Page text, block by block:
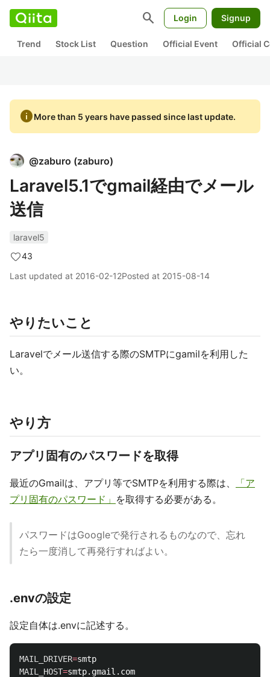
search Login Signup
Trend Stock List Question Official Event Official
infoMore than 5 years have passed since last update.
@zaburo (zaburo)
Laravel5.1でgmail経由でメール
送信
laravel5
43
Last updated at 2016-02-12Posted at 2015-08-14
やりたいこと
Laravelでメール送信する際のSMTPにgamilを利用した
い。
やり方
アプリ固有のパスワードを取得
最近のGmailは、アプリ等でSMTPを利用する際は、
「ア
プリ固有のパスワード」 を取得する必要がある。
パスワードはGoogleで発行されるものなので、忘れ
たら一度消して再発行すればよい。
.envの設定
設定自体は.envに記述する。
MAIL_DRIVER=
MAIL_HOST=